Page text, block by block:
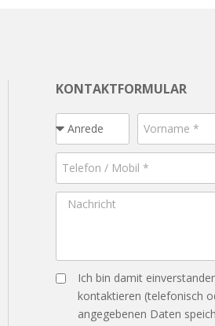
KONTAKTFORMULAR
Ich bin damit
kontaktieren (telefonisch
angegebenen Daten